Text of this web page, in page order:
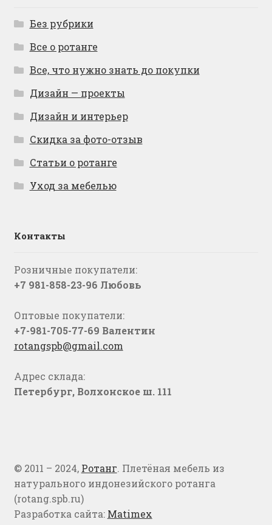
Без рубрики
Все о ротанге
Все, что нужно знать до покупки
Дизайн — проекты
Дизайн и интерьер
Скидка за фото-отзыв
Статьи о ротанге
Уход за мебелью
Контакты
Розничные покупатели:
+7 981-858-23-96 Любовь
Оптовые покупатели:
+7-981-705-77-69 Валентин
rotangspb@gmail.com
Адрес склада:
Петербург, Волхонское ш. 111
© 2011 – 2024, Ротанг. Плетёная мебель из
натурального индонезийского ротанга
(rotang.spb.ru)
Разработка сайта: Matimex